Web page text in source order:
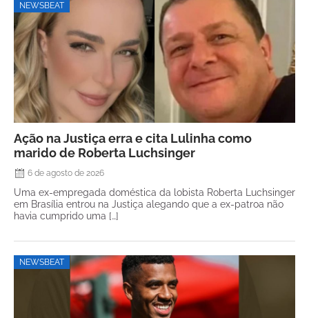
NEWSBEAT
Ação na Justiça erra e cita Lulinha como
marido de Roberta Luchsinger
6 de agosto de 2026
Uma ex-empregada doméstica da lobista Roberta Luchsinger
em Brasília entrou na Justiça alegando que a ex-patroa não
havia cumprido uma […]
NEWSBEAT